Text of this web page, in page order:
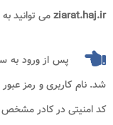
ziarat.haj.irمی توانید
پس از ورود به
شد. نام کاربری و رمز
کد امنیتی در کادر مشخص